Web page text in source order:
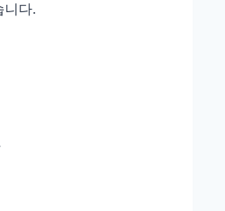
니다.